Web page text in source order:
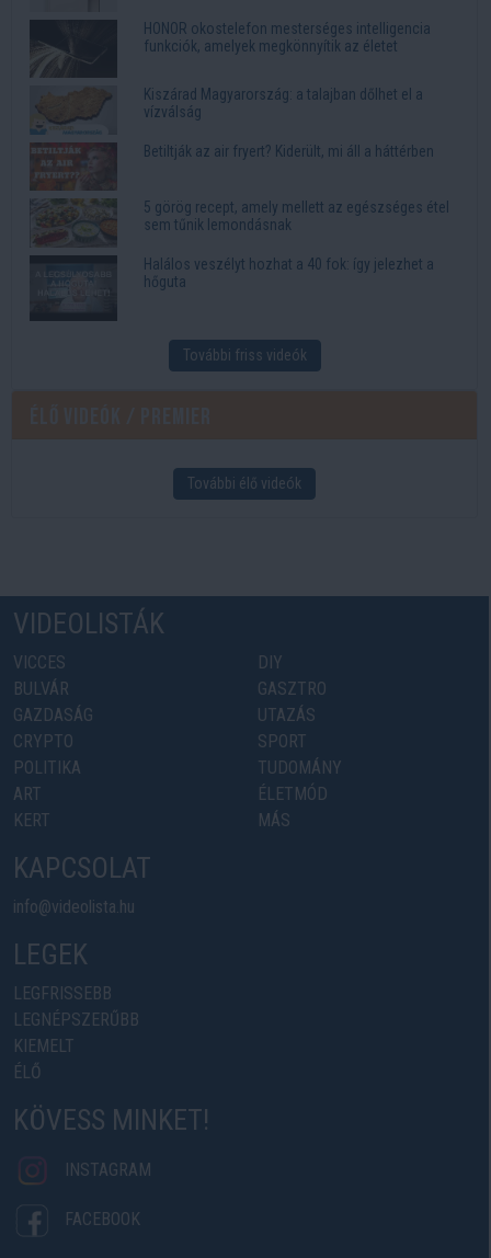
HONOR okostelefon mesterséges intelligencia
funkciók, amelyek megkönnyítik az életet
Kiszárad Magyarország: a talajban dőlhet el a
vízválság
Betiltják az air fryert? Kiderült, mi áll a háttérben
5 görög recept, amely mellett az egészséges étel
sem tűnik lemondásnak
Halálos veszélyt hozhat a 40 fok: így jelezhet a
hőguta
További friss videók
További élő videók
VIDEOLISTÁK
VICCES
BULVÁR
GAZDASÁG
CRYPTO
POLITIKA
ART
KERT
DIY
GASZTRO
UTAZÁS
SPORT
TUDOMÁNY
ÉLETMÓD
MÁS
KAPCSOLAT
info@videolista.hu
LEGEK
LEGFRISSEBB
LEGNÉPSZERŰBB
KIEMELT
ÉLŐ
KÖVESS MINKET!
INSTAGRAM
FACEBOOK